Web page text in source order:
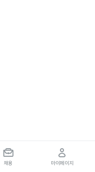
채용 마이페이지